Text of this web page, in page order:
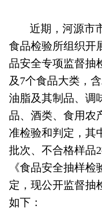
近期，河源市
食品检验所组织开
品安全专项监督抽
及 7个食品大类，
油脂及其制品、调
品、酒类、食用农
准检验和判定，其
批次、不合格样品2
《食品安全抽样
定，现公开监督抽
如下：